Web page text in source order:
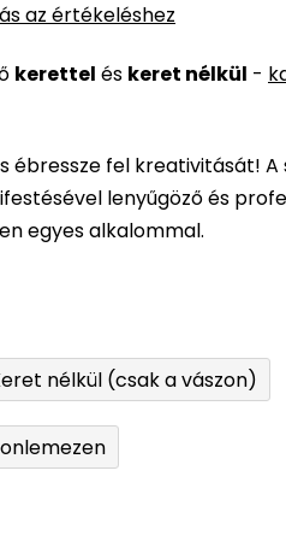
az értékeléshez
kerettel és keret nélkül -
ébressze fel kreativitását!
lenyűgöző és
egyes alkalommal.
nélkül (csak a vászon)